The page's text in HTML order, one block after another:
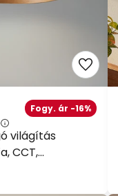
világítás
CCT,
Fogy. ár -16%